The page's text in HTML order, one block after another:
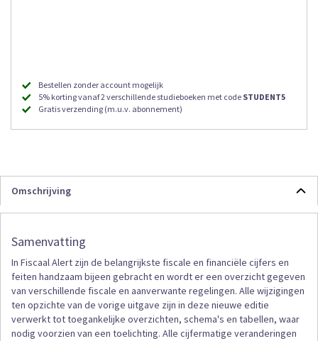
Bestellen zonder account mogelijk
5% korting vanaf 2 verschillende studieboeken met code STUDENT5
Gratis verzending (m.u.v. abonnement)
Omschrijving
Samenvatting
In Fiscaal Alert zijn de belangrijkste fiscale en financiële cijfers en
feiten handzaam bijeen gebracht en wordt er een overzicht gegeven
van verschillende fiscale en aanverwante regelingen. Alle wijzigingen
ten opzichte van de vorige uitgave zijn in deze nieuwe editie
verwerkt tot toegankelijke overzichten, schema's en tabellen, waar
nodig voorzien van een toelichting. Alle cijfermatige veranderingen